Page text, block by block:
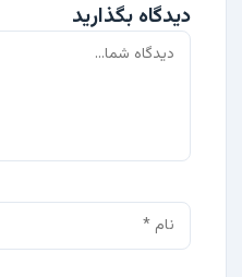
دیدگاه بگذارید